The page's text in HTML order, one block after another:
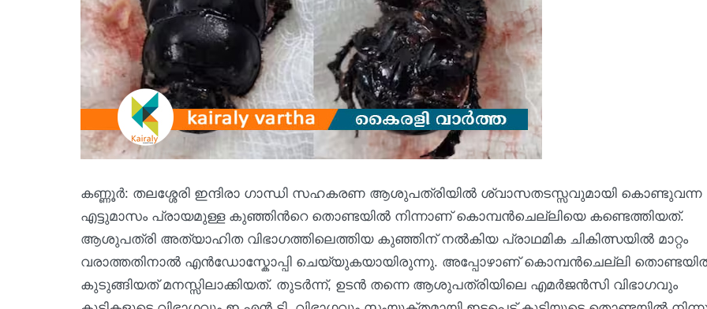
കണ്ണൂര്‍: തലശ്ശേരി ഇന്ദിരാ ഗാന്ധി സഹകരണ ആശുപത്രിയിൽ ശ്വാസതടസ്സവുമായി കൊണ്ടുവന്ന
എട്ടുമാസം പ്രായമുള്ള കുഞ്ഞിന്‍റെ തൊണ്ടയിൽ നിന്നാണ് കൊമ്പൻചെല്ലിയെ കണ്ടെത്തിയത്.
ആശുപത്രി അത്യാഹിത വിഭാഗത്തിലെത്തിയ കുഞ്ഞിന് നൽകിയ പ്രാഥമിക ചികിത്സയിൽ മാറ്റം
വരാത്തതിനാൽ എൻഡോസ്കോപ്പി ചെയ്യുകയായിരുന്നു. അപ്പോഴാണ് കൊമ്പൻചെല്ലി
കുടുങ്ങിയത് മനസ്സിലാക്കിയത്. തുടർന്ന്, ഉടൻ തന്നെ ആശുപത്രിയിലെ എമർജൻസി വിഭാഗവും